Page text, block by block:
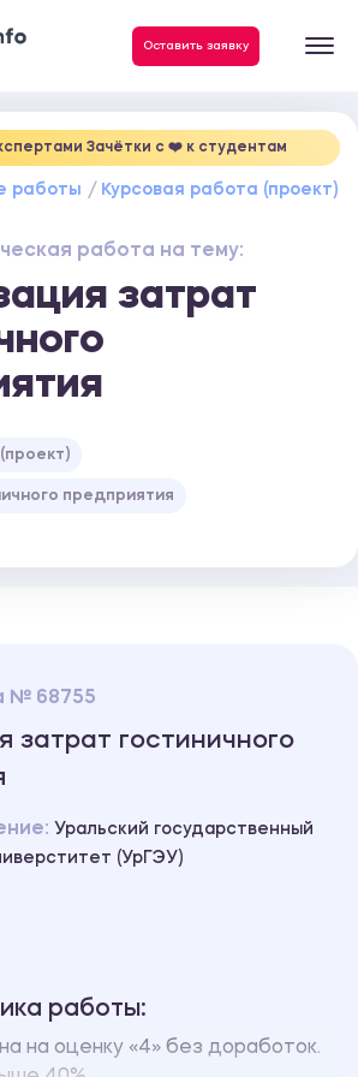
Оставить заявку
Зачётки c ❤️ к студентам
работы Курсовая работа (проект)
работа на тему:
затрат
предприятия
№ 68755
затрат гостиничного
Уральский государственный
(УрГЭУ)
работы:
на оценку «4» без доработок.